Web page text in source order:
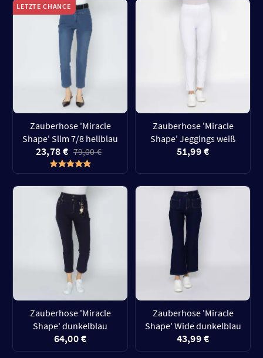
LETZTE CHANCE
Zauberhose 'Miracle
Shape' Slim 7/8 hellblau
23,78 € 79,00 €
Zauberhose 'Miracle
Shape' Jeggings weiß
51,99 €
Zauberhose 'Miracle
Shape' dunkelblau
64,00 €
Zauberhose 'Miracle
Shape' Wide dunkelblau
43,99 €